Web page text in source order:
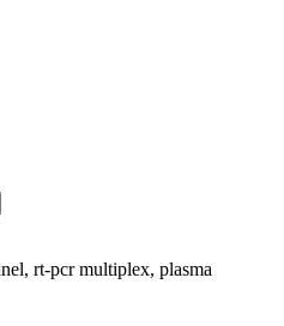
rt-pcr multiplex, plasma